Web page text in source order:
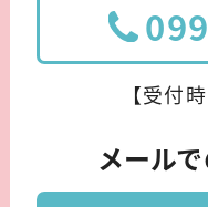
【受付
メール